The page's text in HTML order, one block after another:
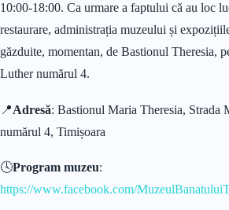
10:00-18:00. Ca urmare a faptului că au loc
restaurare, administrația muzeului și
găzduite, momentan, de Bastionul Theresia,
Luther numărul 4.
📍Adresă: Bastionul Maria Theresia, Strada
numărul 4, Timișoara
🕓Program muzeu:
https://www.facebook.com/